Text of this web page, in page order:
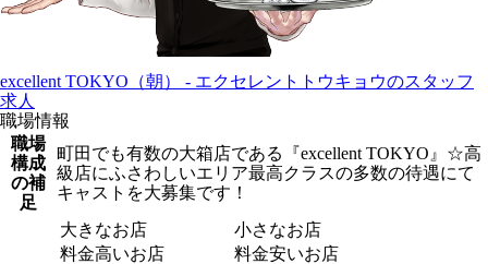
excellent TOKYO（朝） - エクセレントトウキョウのスタッフ
求人
職場情報
職場
構成
の補
足
町田でも有数の大箱店である『excellent TOKYO』☆高
級店にふさわしいエリア最高クラスの多数の待遇にて
キャストを大募集です！
大きなお店
小さなお店
料金高いお店
料金安いお店